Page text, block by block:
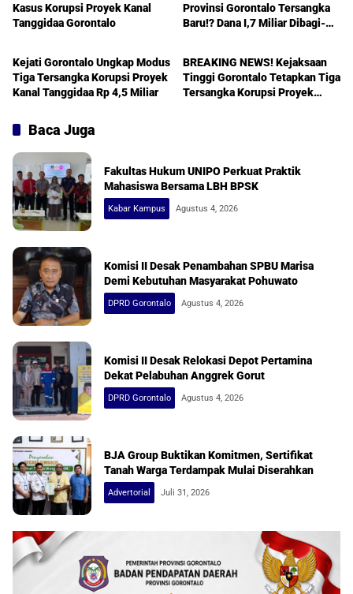
Kasus Korupsi Proyek Kanal
Tanggidaa Gorontalo
Provinsi Gorontalo Tersangka
Baru!? Dana I,7 Miliar Dibagi-
Gorontalo
Kejati Gorontalo Ungkap Modus
Tiga Tersangka Korupsi Proyek
Kanal Tanggidaa Rp 4,5 Miliar
Gorontalo
BREAKING NEWS! Kejaksaan
Tinggi Gorontalo Tetapkan Tiga
Tersangka Korupsi Proyek
Baca Juga
Fakultas Hukum UNIPO Perkuat Praktik
Mahasiswa Bersama LBH BPSK
Kabar Kampus Agustus 4, 2026
Komisi II Desak Penambahan SPBU Marisa
Demi Kebutuhan Masyarakat Pohuwato
DPRD Gorontalo Agustus 4, 2026
Komisi II Desak Relokasi Depot Pertamina
Dekat Pelabuhan Anggrek Gorut
DPRD Gorontalo Agustus 4, 2026
BJA Group Buktikan Komitmen, Sertifikat
Tanah Warga Terdampak Mulai Diserahkan
Advertorial Juli 31, 2026